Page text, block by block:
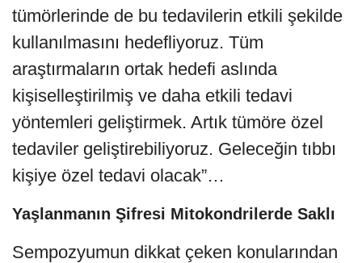
tümörlerinde de bu tedavilerin etkili şekilde
kullanılmasını hedefliyoruz. Tüm
araştırmaların ortak hedefi aslında
kişiselleştirilmiş ve daha etkili tedavi
yöntemleri geliştirmek. Artık tümöre özel
tedaviler geliştirebiliyoruz. Geleceğin tıbbı
kişiye özel tedavi olacak”…
Yaşlanmanın Şifresi Mitokondrilerde Saklı
Sempozyumun dikkat çeken konularından